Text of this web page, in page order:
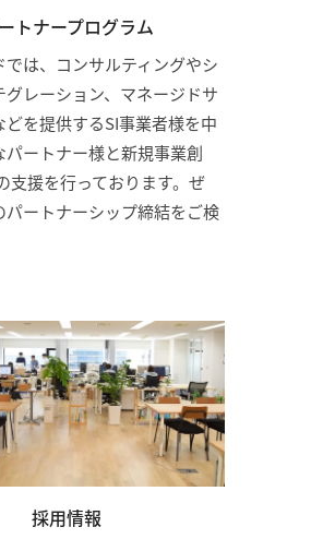
トナープログラム
では、コンサルティングやシ
グレーション、マネージドサ
どを提供するSI事業者様を中
パートナー様と新規事業創
支援を行っております。ぜ
パートナーシップ締結をご検
採用情報